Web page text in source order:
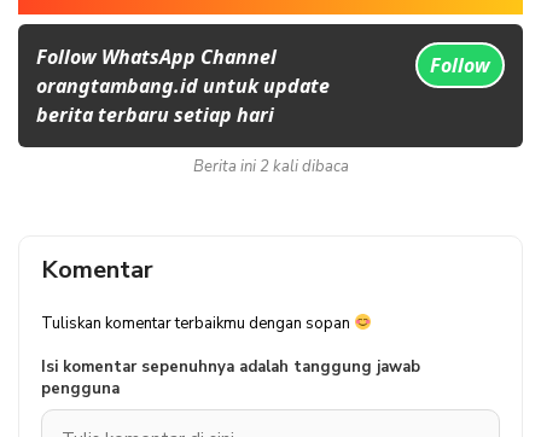
Follow WhatsApp Channel
orangtambang.id untuk update
berita terbaru setiap hari
Follow
Berita ini 2 kali dibaca
Komentar
Tuliskan komentar terbaikmu dengan sopan
Isi komentar sepenuhnya adalah tanggung jawab
pengguna